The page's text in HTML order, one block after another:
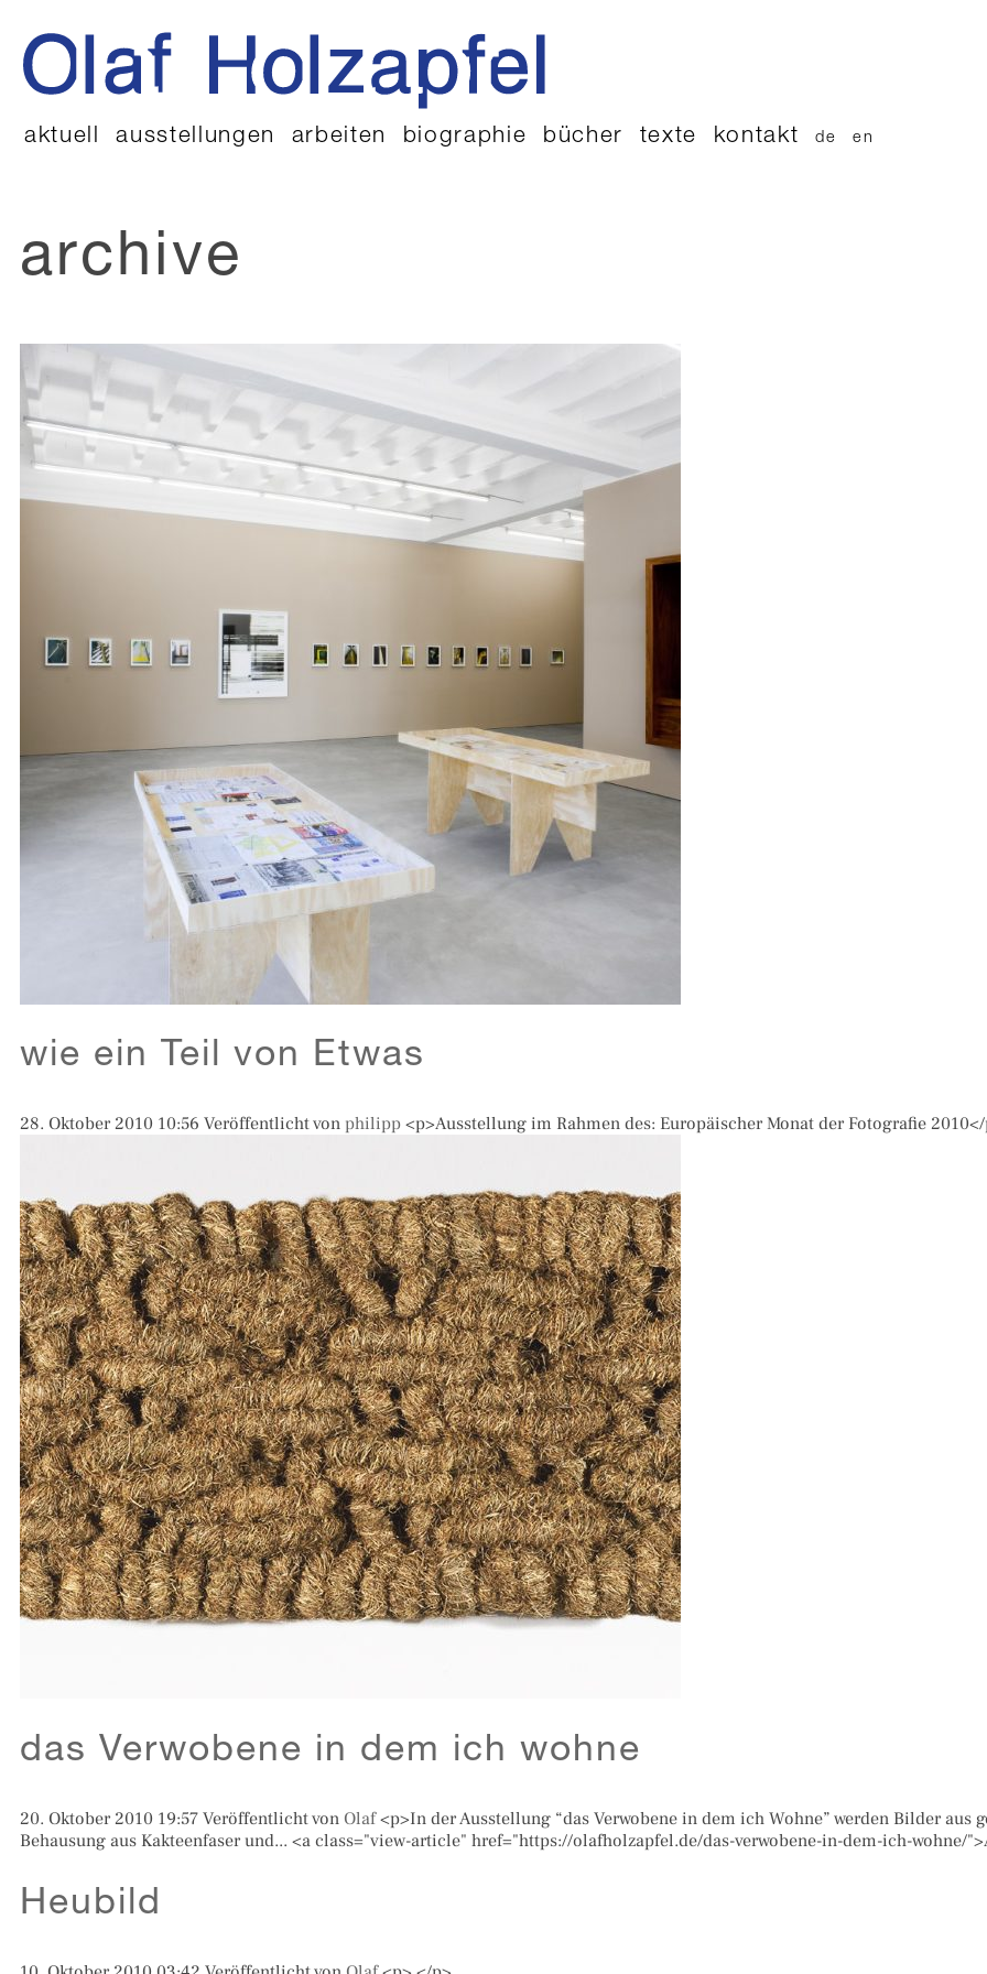
aktuell ausstellungen arbeiten biographie bücher texte kontakt de en
archive
wie ein Teil von Etwas
28. Oktober 2010 10:56 Veröffentlicht von philipp <p>Ausstellung im Rahmen des: Europäischer Monat der Fotografie
das Verwobene in dem ich wohne
20. Oktober 2010 19:57 Veröffentlicht von Olaf <p>In der Ausstellung “das Verwobene in dem ich Wohne” werden Bilder
Behausung aus Kakteenfaser und... <a class="view-article" href="https://olafholzapfel.de/das-verwobene-in-dem-ich-wohne/
Heubild